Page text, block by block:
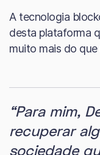
A tecnologia
desta plataforma
muito mais do
“Para mim,
recuperar
sociedade